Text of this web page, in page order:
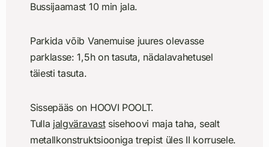
Bussijaamast 10 min jala.
Parkida võib Vanemuise juures olevasse
parklasse: 1,5h on tasuta, nädalavahetusel
täiesti tasuta.
Sissepääs on HOOVI POOLT.
Tulla jalgväravastsisehoovi maja taha, sealt
metallkonstruktsiooniga trepist üles II korrusele.